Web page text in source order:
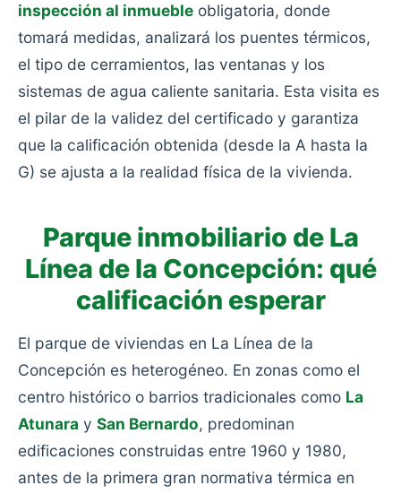
inspección al inmueble obligatoria, donde
tomará medidas, analizará los puentes térmicos,
el tipo de cerramientos, las ventanas y los
sistemas de agua caliente sanitaria. Esta visita es
el pilar de la validez del certificado y garantiza
que la calificación obtenida (desde la A hasta la
G) se ajusta a la realidad física de la vivienda.
Parque inmobiliario de La
Línea de la Concepción: qué
calificación esperar
El parque de viviendas en La Línea de la
Concepción es heterogéneo. En zonas como el
centro histórico o barrios tradicionales como La
Atunara y San Bernardo, predominan
edificaciones construidas entre 1960 y 1980,
antes de la primera gran normativa térmica en